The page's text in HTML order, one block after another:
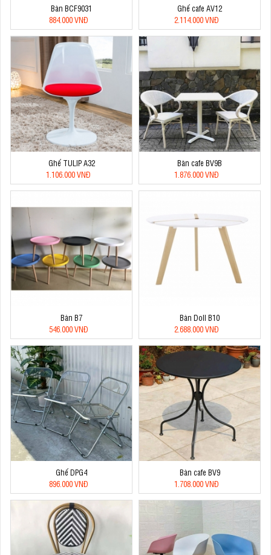
Bàn BCF9031
884.000 VNĐ
Ghế cafe AV12
2.114.000 VNĐ
Ghế TULIP A32
1.106.000 VNĐ
Bàn cafe BV9B
1.876.000 VNĐ
Bàn B7
546.000 VNĐ
Bàn Doll B10
2.688.000 VNĐ
Ghế DPG4
896.000 VNĐ
Bàn cafe BV9
1.708.000 VNĐ